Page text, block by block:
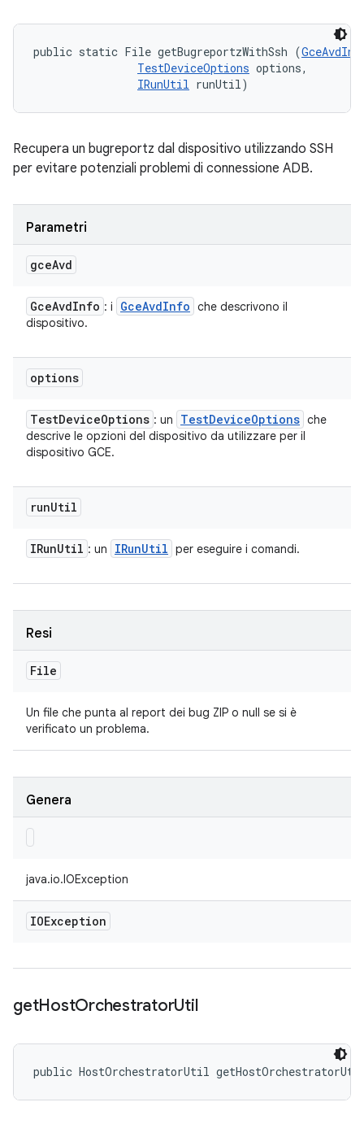
public static File getBugreportzWithSsh (
TestDeviceOptions options,
IRunUtil runUtil)
Recupera un bugreportz dal dispositivo utilizzando SSH
per evitare potenziali problemi di connessione ADB.
Parametri
gceAvd
GceAvdInfo : i GceAvdInfo che descrivono il
dispositivo.
options
TestDeviceOptions : un TestDeviceOptions che
descrive le opzioni del dispositivo da utilizzare per il
dispositivo GCE.
runUtil
IRunUtil : un IRunUtil per eseguire i comandi.
Resi
File
Un file che punta al report dei bug ZIP o null se si è
verificato un problema.
Genera
java.io.IOException
IOException
getHostOrchestratorUtil
public HostOrchestratorUtil